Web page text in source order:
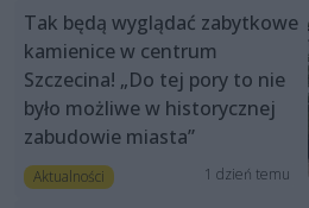
Tak będą wyglądać zabytkowe
kamienice w centrum
Szczecina! „Do tej pory to nie
było możliwe w historycznej
zabudowie miasta”
Aktualności 1 dzień temu